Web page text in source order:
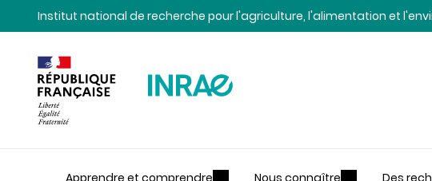
Contenu
Recherche
NavigationInstitut national de recherche pour l'agriculture, l'alimentation et
Apprendre et comprendre Nous connaître Des